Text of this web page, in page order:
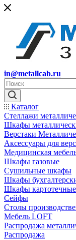
in@metallcab.ru
Каталог
Стеллажи
Шкафы
Верстаки
Аксессуары для
Медицинская
Шкафы газовые
Сушильные шкафы
Шкафы
Шкафы картотечные
Сейфы
Столы
Мебель LOFT
Распродажа
Распродажа